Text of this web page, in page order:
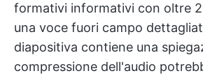
formativi informativi con oltre
una voce fuori campo
diapositiva contiene una
compressione dell'audio